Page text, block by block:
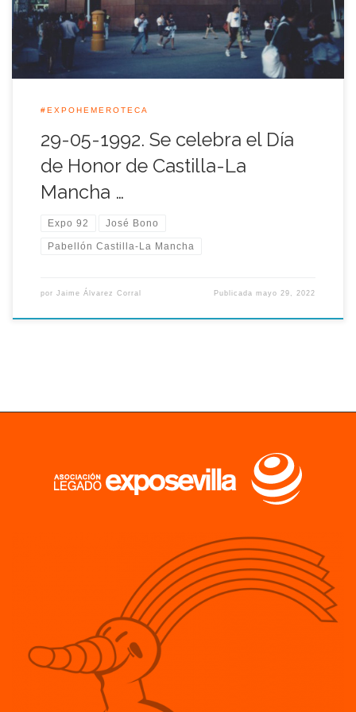
[…]
#EXPOHEMEROTECA
29-05-1992. Se celebra el Día
de Honor de Castilla-La
Mancha …
Expo 92 José Bono
Pabellón Castilla-La Mancha
por Jaime Álvarez Corral Publicadamayo 29, 2022